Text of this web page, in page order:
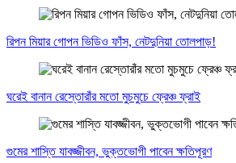
রিপন মিয়ার গোপন ভিডিও ফাঁস, নেটদুনিয়া তোলপাড়!
ঘরেই বানান রেস্তোরাঁর মতো মুচমুচে ফ্রেঞ্চ ফ্রাই
গুমের শাস্তি যাবজ্জীবন, ভুক্তভোগী পাবেন ক্ষতিপূরণ